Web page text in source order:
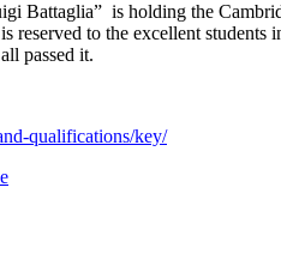
Battaglia” is holding the
reserved to the excellent
passed it.
qualifications/key/